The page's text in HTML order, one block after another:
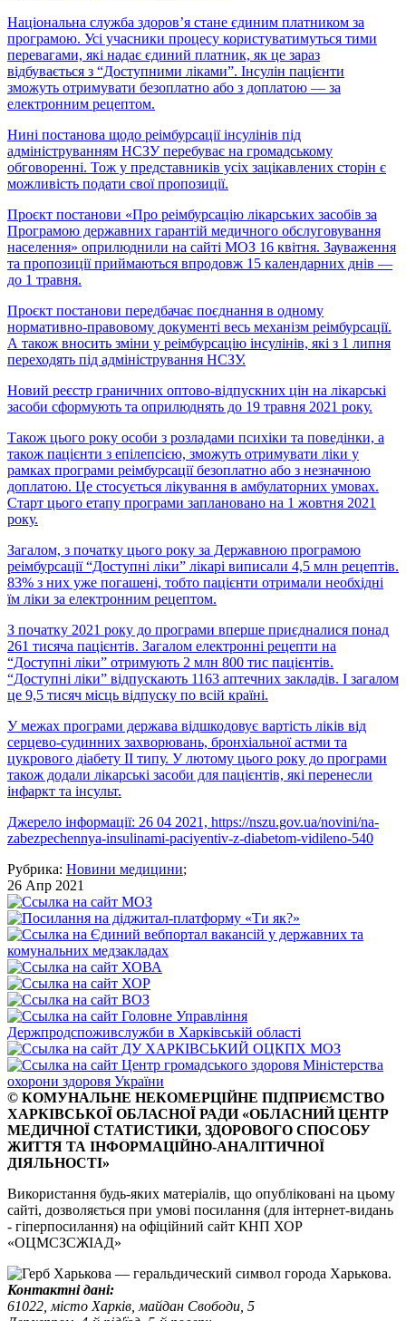
Національна служба здоров’я стане єдиним платником за
програмою. Усі учасники процесу користуватимуться тими
перевагами, які надає єдиний платник, як це зараз
відбувається з “Доступними ліками”. Інсулін пацієнти
зможуть отримувати безоплатно або з доплатою — за
електронним рецептом.
Нині постанова щодо реімбурсації інсулінів під
адмініструванням НСЗУ перебуває на громадському
обговоренні. Тож у представників усіх зацікавлених сторін є
можливість подати свої пропозиції.
Проєкт постанови «Про реімбурсацію лікарських засобів за
Програмою державних гарантій медичного обслуговування
населення» оприлюднили на сайті МОЗ 16 квітня. Зауваження
та пропозиції приймаються впродовж 15 календарних днів —
до 1 травня.
Проєкт постанови передбачає поєднання в одному
нормативно-правовому документі весь механізм реімбурсації.
А також вносить зміни у реімбурсацію інсулінів, які з 1 липня
переходять під адміністрування НСЗУ.
Новий реєстр граничних оптово-відпускних цін на лікарські
засоби сформують та оприлюднять до 19 травня 2021 року.
Також цього року особи з розладами психіки та поведінки, а
також пацієнти з епілепсією, зможуть отримувати ліки у
рамках програми реімбурсації безоплатно або з незначною
доплатою. Це стосується лікування в амбулаторних умовах.
Старт цього етапу програми заплановано на 1 жовтня 2021
року.
Загалом, з початку цього року за Державною програмою
реімбурсації “Доступні ліки” лікарі виписали 4,5 млн рецептів.
83% з них уже погашені, тобто пацієнти отримали необхідні
їм ліки за електронним рецептом.
З початку 2021 року до програми вперше приєдналися понад
261 тисяча пацієнтів. Загалом електронні рецепти на
“Доступні ліки” отримують 2 млн 800 тис пацієнтів.
“Доступні ліки” відпускають 1163 аптечних закладів. І загалом
це 9,5 тисяч місць відпуску по всій країні.
У межах програми держава відшкодовує вартість ліків від
серцево-судинних захворювань, бронхіальної астми та
цукрового діабету ІІ типу. У лютому цього року до програми
також додали лікарські засоби для пацієнтів, які перенесли
інфаркт та інсульт.
Джерело інформації: 26 04 2021, https://nszu.gov.ua/novini/na-
zabezpechennya-insulinami-paciyentiv-z-diabetom-vidileno-540
Рубрика: Новини медицини;
26 Апр 2021
© КОМУНАЛЬНЕ НЕКОМЕРЦІЙНЕ ПІДПРИЄМСТВО
ХАРКІВСЬКОЇ ОБЛАСНОЇ РАДИ «ОБЛАСНИЙ ЦЕНТР
МЕДИЧНОЇ СТАТИСТИКИ, ЗДОРОВОГО СПОСОБУ
ЖИТТЯ ТА ІНФОРМАЦІЙНО-АНАЛІТИЧНОЇ
ДІЯЛЬНОСТІ»
Використання будь-яких матеріалів, що опубліковані на цьому
сайті, дозволяється при умові посилання (для інтернет-видань
- гіперпосилання) на офіційний сайт КНП ХОР
«ОЦМСЗСЖІАД»
Контактні дані:
61022, місто Харків, майдан Свободи, 5